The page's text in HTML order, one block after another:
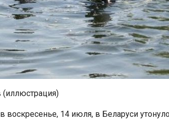
(иллюстрация)
14 июля, в Беларуси